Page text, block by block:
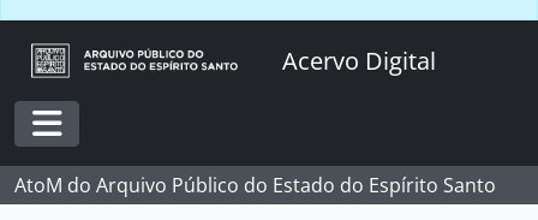
Acervo Digital
Toggle navigation
AtoM do Arquivo Público do Estado do Espírito Santo